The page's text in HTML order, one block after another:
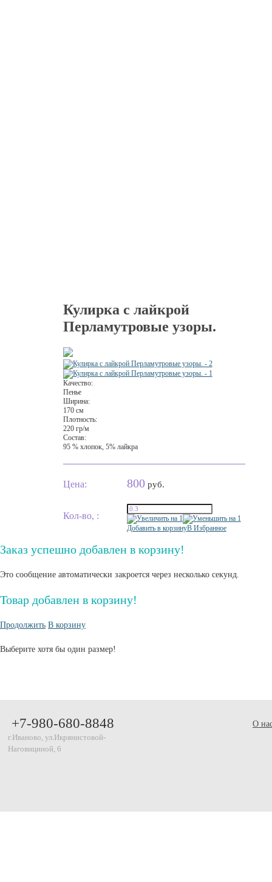
Кулирка с лайкрой
Перламутровые узоры.
Качество:
Пенье
Ширина:
170 см
Плотность:
220 гр/м
Состав:
95 % хлопок, 5% лайкра
Цена: 800руб.
Кол-во, :
Добавить в корзинуВ Избранное
Заказ успешно добавлен в корзину!
Это сообщение автоматически закроется через несколько секунд.
Товар добавлен в корзину!
Продолжить В корзину
Выберите хотя бы один размер!
+7-980-680-8848
г.Иваново, ул.Икрянистовой-
Наговициной, 6
О